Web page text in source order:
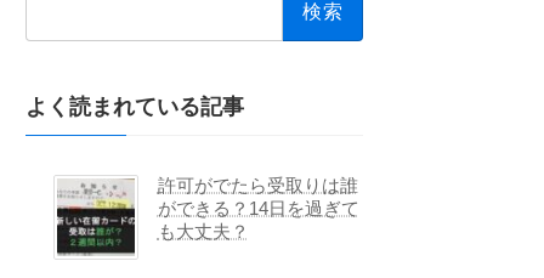
よく読まれている記事
許可がでたら受取りは誰
ができる？14日を過ぎて
も大丈夫？